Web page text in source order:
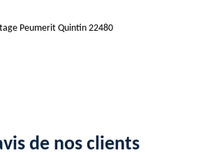
Peumerit Quintin 22480
de nos clients